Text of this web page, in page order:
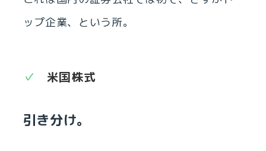
ップ企業、という所。
米国株式
引き分け。